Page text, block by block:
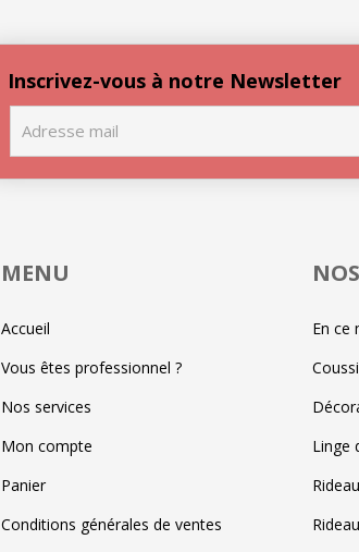
Inscrivez-vous à notre Newsletter
MENU
Accueil
Vous êtes professionnel ?
Nos services
Mon compte
Panier
Conditions générales de ventes
En ce
Linge